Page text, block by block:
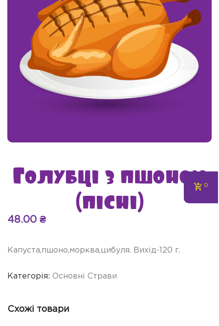
Голубці з пшоном
(пісні)
48.00 ₴
Капуста,пшоно,морква,цибуля. Вихід-120 г.
Категорія: Основні Страви
Схожі товари
0